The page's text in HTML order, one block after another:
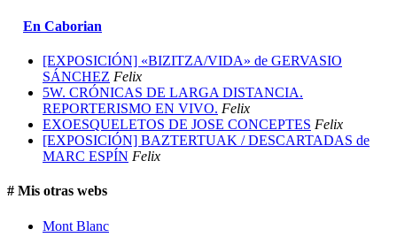
En Caborian
[EXPOSICIÓN] «BIZITZA/VIDA» de GERVASIO
SÁNCHEZ Felix
5W. CRÓNICAS DE LARGA DISTANCIA.
REPORTERISMO EN VIVO. Felix
EXOESQUELETOS DE JOSE CONCEPTES Felix
[EXPOSICIÓN] BAZTERTUAK / DESCARTADAS de
MARC ESPÍN Felix
# Mis otras webs
Mont Blanc